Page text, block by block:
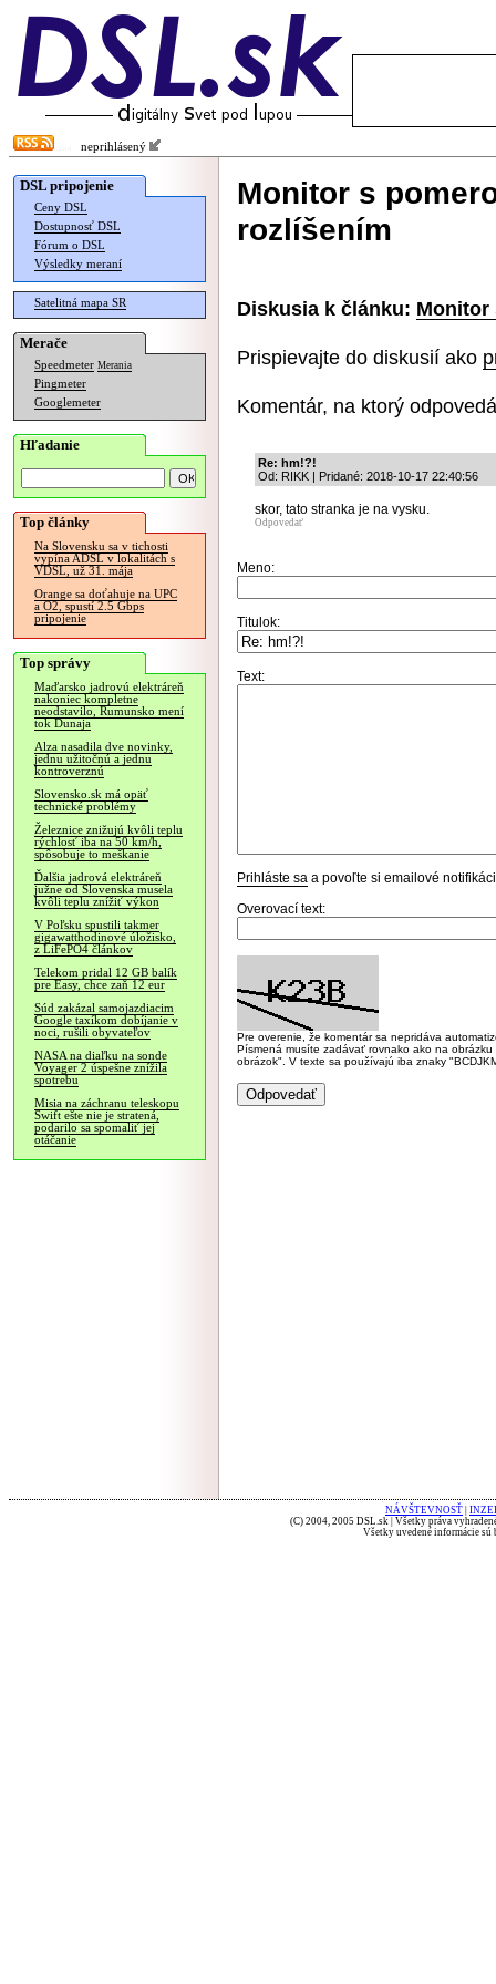
neprihlásený
DSL pripojenie
Ceny DSL
Dostupnosť DSL
Fórum o DSL
Výsledky meraní
Satelitná mapa SR
Merače
Speedmeter Merania
Pingmeter
Googlemeter
Hľadanie
Top články
Na Slovensku sa v tichosti
vypína ADSL v lokalitách s
VDSL, už 31. mája
Orange sa doťahuje na UPC
a O2, spustí 2.5 Gbps
pripojenie
Top správy
Maďarsko jadrovú elektráreň
nakoniec kompletne
neodstavilo, Rumunsko mení
tok Dunaja
Alza nasadila dve novinky,
jednu užitočnú a jednu
kontroverznú
Slovensko.sk má opäť
technické problémy
Železnice znižujú kvôli teplu
rýchlosť iba na 50 km/h,
spôsobuje to meškanie
Ďalšia jadrová elektráreň
južne od Slovenska musela
kvôli teplu znížiť výkon
V Poľsku spustili takmer
gigawatthodinové úložisko,
z LiFePO4 článkov
Telekom pridal 12 GB balík
pre Easy, chce zaň 12 eur
Súd zakázal samojazdiacim
Google taxíkom dobíjanie v
noci, rušili obyvateľov
NASA na diaľku na sonde
Voyager 2 úspešne znížila
spotrebu
Misia na záchranu teleskopu
Swift ešte nie je stratená,
podarilo sa spomaliť jej
otáčanie
Monitor s
rozlíšením
Diskusia k článku: Monitor
Prispievajte do diskusií ako
Komentár, na ktorý
Re: hm!?!
Od: RIKK | Pridané: 2018-10-17 22:40:56
skor, tato stranka je na vysku.
Odpovedať
Meno:
Titulok:
Text:
Prihláste sa a povoľte si emailové
Overovací text:
Pre overenie, že komentár sa nepridáva
Písmená musíte zadávať rovnako ako na
obrázok". V texte sa používajú iba znaky
NÁVŠTEVNOSŤ
(C) 2004, 2005 DSL.sk | Všetky práva
Všetky uvedené informácie sú